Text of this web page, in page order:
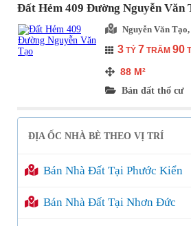
Đất Hẻm 409 Đường Nguyễn Văn
Nguyễn Văn
3 TỶ 7 TRĂM90
88 M²
Bán đất thổ cư
ĐỊA ỐC NHÀ BÈ THEO VỊ TRÍ
Bán Nhà Đất Tại Phước Kiển
Bán Nhà Đất Tại Nhơn Đức